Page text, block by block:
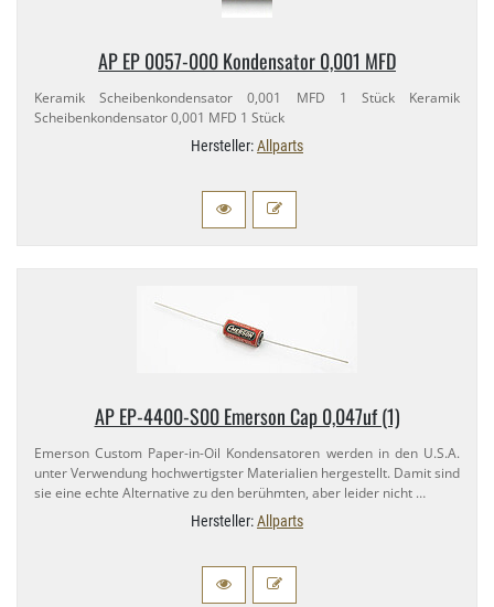
AP EP 0057-​000 Kondensator 0,​001 MFD
Keramik Scheibenkondensator 0,​001 MFD 1 Stück Keramik
Scheibenkondensator 0,​001 MFD 1 Stück
Hersteller:Allparts
AP EP-​4400-​S00 Emerson Cap 0,​047uf (1)
Emerson Custom Paper-​in-​Oil Kondensatoren werden in den U.​S.A.
unter Verwendung hochwertigster Materialien hergestellt. Damit sind
sie eine echte Alternative zu den berühmten, aber leider nicht …
Hersteller:Allparts